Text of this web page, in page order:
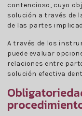
contencioso, cuyo
solución a través de
de las partes
A través de los
puede evaluar
relaciones entre
solución efectiva